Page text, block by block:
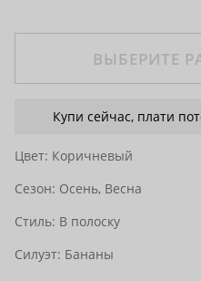
ВЫБЕРИТЕ
Купи сейчас, плати
Цвет: Коричневый
Сезон: Осень, Весна
Стиль: В полоску
Силуэт: Бананы